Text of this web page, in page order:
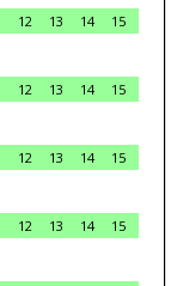
12 13 14
15
12 13 14
15
12 13 14
15
12 13 14
15